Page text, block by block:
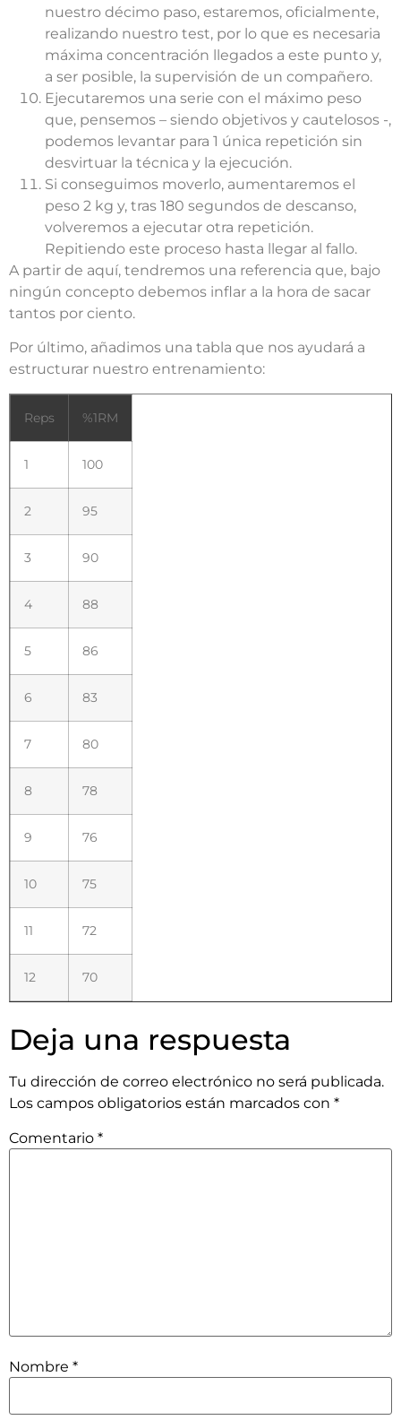
nuestro décimo paso, estaremos, oficialmente,
realizando nuestro test, por lo que es necesaria
máxima concentración llegados a este punto y,
a ser posible, la supervisión de un compañero.
Ejecutaremos una serie con el máximo peso
que, pensemos – siendo objetivos y cautelosos -,
podemos levantar para 1 única repetición sin
desvirtuar la técnica y la ejecución.
Si conseguimos moverlo, aumentaremos el
peso 2 kg y, tras 180 segundos de descanso,
volveremos a ejecutar otra repetición.
Repitiendo este proceso hasta llegar al fallo.
A partir de aquí, tendremos una referencia que, bajo
ningún concepto debemos inflar a la hora de sacar
tantos por ciento.
Por último, añadimos una tabla que nos ayudará a
estructurar nuestro entrenamiento:
Reps %1RM
1 100
2 95
3 90
4 88
5 86
6 83
7 80
8 78
9 76
10 75
11 72
12 70
Deja una respuesta
Tu dirección de correo electrónico no será publicada.
Los campos obligatorios están marcados con *
Comentario *
Nombre *